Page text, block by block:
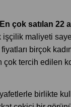
En çok satılan 22
maliyeti
birçok
çok tercih edilen
birlikte